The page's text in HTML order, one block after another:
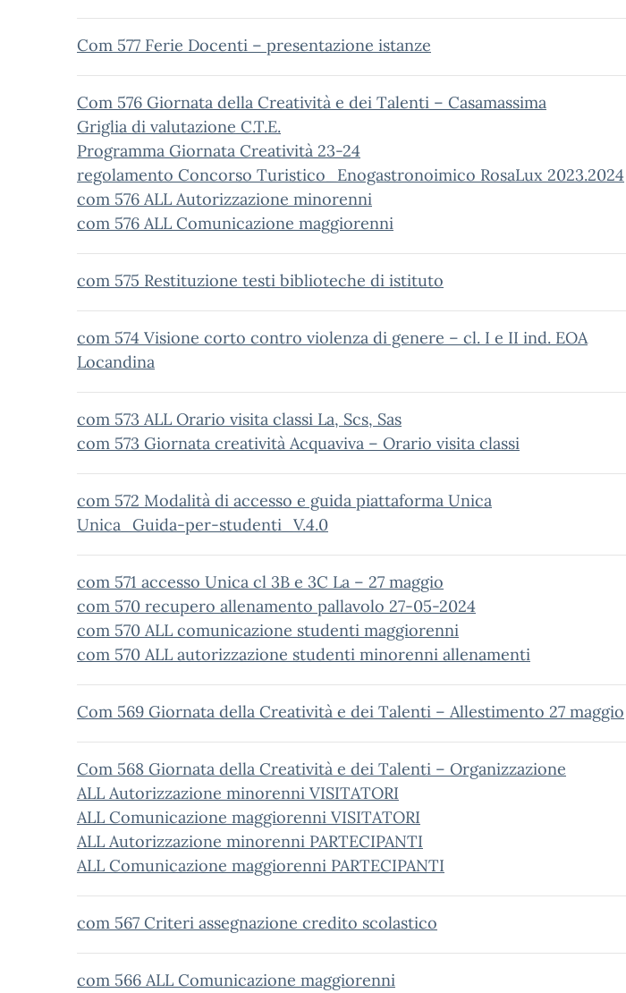
Com 577 Ferie Docenti – presentazione istanze
Com 576 Giornata della Creatività e dei Talenti – Casamassima
Griglia di valutazione C.T.E.
Programma Giornata Creatività 23-24
regolamento Concorso Turistico_Enogastronoimico RosaLux 2023.2024
com 576 ALL Autorizzazione minorenni
com 576 ALL Comunicazione maggiorenni
com 575 Restituzione testi biblioteche di istituto
com 574 Visione corto contro violenza di genere – cl. I e II ind. EOA
Locandina
com 573 ALL Orario visita classi La, Scs, Sas
com 573 Giornata creatività Acquaviva – Orario visita classi
com 572 Modalità di accesso e guida piattaforma Unica
Unica_Guida-per-studenti_V.4.0
com 571 accesso Unica cl 3B e 3C La – 27 maggio
com 570 recupero allenamento pallavolo 27-05-2024
com 570 ALL comunicazione studenti maggiorenni
com 570 ALL autorizzazione studenti minorenni allenamenti
Com 569 Giornata della Creatività e dei Talenti – Allestimento 27 maggio
Com 568 Giornata della Creatività e dei Talenti – Organizzazione
ALL Autorizzazione minorenni VISITATORI
ALL Comunicazione maggiorenni VISITATORI
ALL Autorizzazione minorenni PARTECIPANTI
ALL Comunicazione maggiorenni PARTECIPANTI
com 567 Criteri assegnazione credito scolastico
com 566 ALL Comunicazione maggiorenni